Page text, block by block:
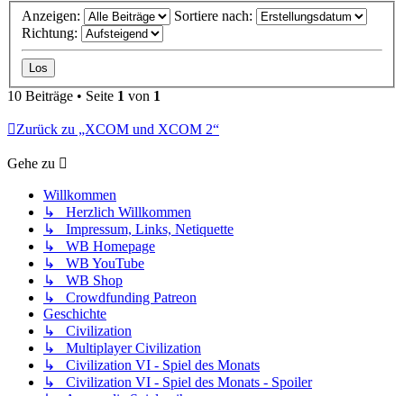
Anzeigen:
Sortiere nach:
Richtung:
10 Beiträge • Seite 1 von 1
Zurück zu „XCOM und XCOM 2“
Gehe zu
Willkommen
↳ Herzlich Willkommen
↳ Impressum, Links, Netiquette
↳ WB Homepage
↳ WB YouTube
↳ WB Shop
↳ Crowdfunding Patreon
Geschichte
↳ Civilization
↳ Multiplayer Civilization
↳ Civilization VI - Spiel des Monats
↳ Civilization VI - Spiel des Monats - Spoiler